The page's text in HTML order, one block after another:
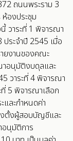
ถนนพระราม 3
องประชุม
วาระที่ 1 พิจารณา
ระจำปี 2545 เมื่อ
ยงานของคณะ
าอนุมัติงบดุลและ
วาระที่ 4 พิจารณา
ที่ 5 พิจารณาเลือก
ละกำหนดค่า
ตั้งผู้สอบบัญชีและ
นุมัติการ